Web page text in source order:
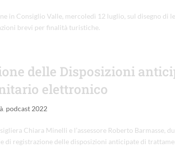
in Consiglio Valle, mercoledì 12 luglio, sul disegno di
brevi per finalità turistiche.
delle Disposizioni
elettronico
, podcast 2022
Chiara Minelli e l’assessore Roberto Barmasse,
di registrazione delle disposizioni anticipate di